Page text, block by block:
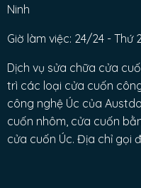
Ninh
Giờ làm việc: 24/24 -
Dịch vụ sửa chữa cửa
trì các loại cửa cuốn
công nghệ Úc của
cuốn nhôm, cửa cuốn
cửa cuốn Úc. Địa chỉ gọi